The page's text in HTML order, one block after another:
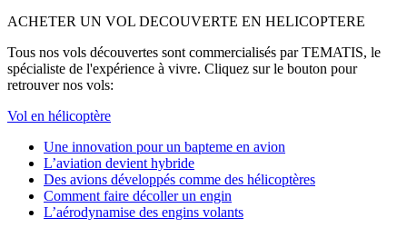
ACHETER UN VOL DECOUVERTE EN HELICOPTERE
Tous nos vols découvertes sont commercialisés par TEMATIS, le
spécialiste de l'expérience à vivre. Cliquez sur le bouton pour
retrouver nos vols:
Vol en hélicoptère
Une innovation pour un bapteme en avion
L’aviation devient hybride
Des avions développés comme des hélicoptères
Comment faire décoller un engin
L’aérodynamise des engins volants